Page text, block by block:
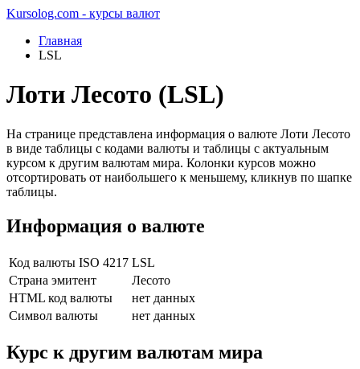
Kursolog.com - курсы валют
Главная
LSL
Лоти Лесото (LSL)
На странице представлена информация о валюте Лоти Лесото
в виде таблицы с кодами валюты и таблицы с актуальным
курсом к другим валютам мира. Колонки курсов можно
отсортировать от наибольшего к меньшему, кликнув по шапке
таблицы.
Информация о валюте
Код валюты ISO 4217 LSL
Страна эмитент
Лесото
HTML код валюты
нет данных
Символ валюты
нет данных
Курс к другим валютам мира